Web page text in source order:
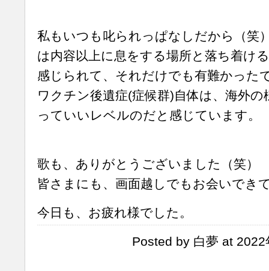
私もいつも叱られっぱなしだから（笑
は内容以上に息をする場所と落ち着け
感じられて、それだけでも有難かった
ワクチン後遺症(症候群)自体は、海外
っていいレベルのだと感じています。
歌も、ありがとうございました（笑）
皆さまにも、画面越しでもお会いでき
今日も、お疲れ様でした。
Posted by 白夢 at